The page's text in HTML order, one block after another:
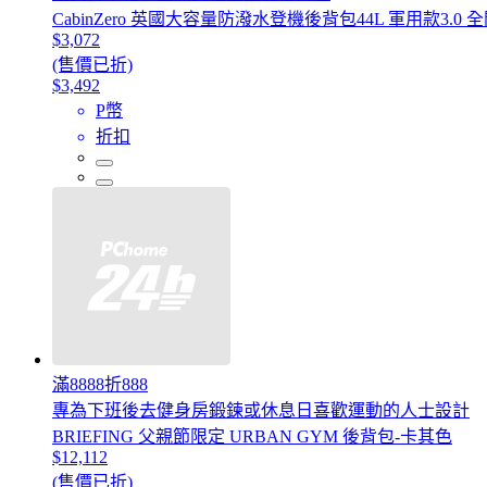
CabinZero 英國大容量防潑水登機後背包44L 軍用款3.0
$3,072
(售價已折)
$3,492
P幣
折扣
滿8888折888
專為下班後去健身房鍛鍊或休息日喜歡運動的人士設計
BRIEFING 父親節限定 URBAN GYM 後背包-卡其色
$12,112
(售價已折)